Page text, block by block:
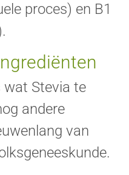
proces) en B1
wat Stevia te
andere
van